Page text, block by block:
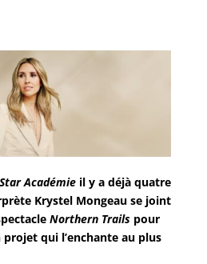
Star Académieil y a déjà quatre
Krystel Mongeau se joint
Northern Trailspour
qui l’enchante au plus